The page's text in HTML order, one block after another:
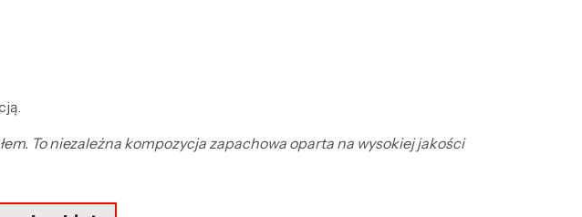
To niezależna kompozycja zapachowa oparta na wysokiej jakości